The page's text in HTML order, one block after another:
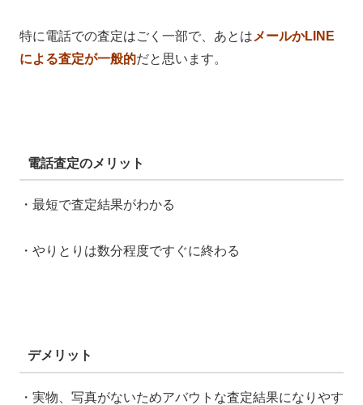
特に電話での査定はごく一部で、あとは メールかLINE
による査定が一般的だと思います。
電話査定のメリット
・最短で査定結果がわかる
・やりとりは数分程度ですぐに終わる
デメリット
・実物、写真がないためアバウトな査定結果になりやす